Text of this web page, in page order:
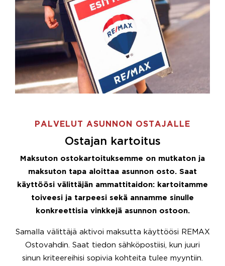
PALVELUT ASUNNON OSTAJALLE
Ostajan kartoitus
Maksuton ostokartoituksemme on mutkaton ja
maksuton tapa aloittaa asunnon osto. Saat
käyttöösi välittäjän ammattitaidon: kartoitamme
toiveesi ja tarpeesi sekä annamme sinulle
konkreettisia vinkkejä asunnon ostoon.
Samalla välittäjä aktivoi maksutta käyttöösi REMAX
Ostovahdin. Saat tiedon sähköpostiisi, kun juuri
sinun kriteereihisi sopivia kohteita tulee myyntiin.